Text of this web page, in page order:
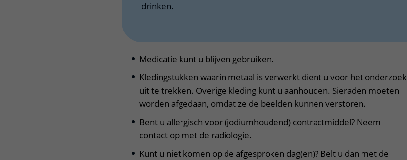
drinken.
Medicatie kunt u blijven gebruiken.
Kledingstukken waarin metaal is verwerkt dient u voor het onderzoek
uit te trekken. Overige kleding kunt u aanhouden. Sieraden moeten
worden afgedaan, omdat ze de beelden kunnen verstoren.
Bent u allergisch voor (jodiumhoudend) contractmiddel? Neem
contact op met de radiologie.
Kunt u niet komen op de afgesproken dag(en)? Belt u dan met de